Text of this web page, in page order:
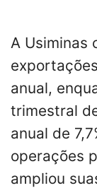
A Usiminas
anual,
trimestral
anual de
operações
ampliou